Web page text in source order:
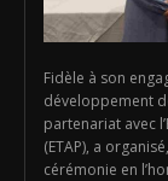
Fidèle à son
développement
partenariat avec
(ETAP), a
cérémonie en